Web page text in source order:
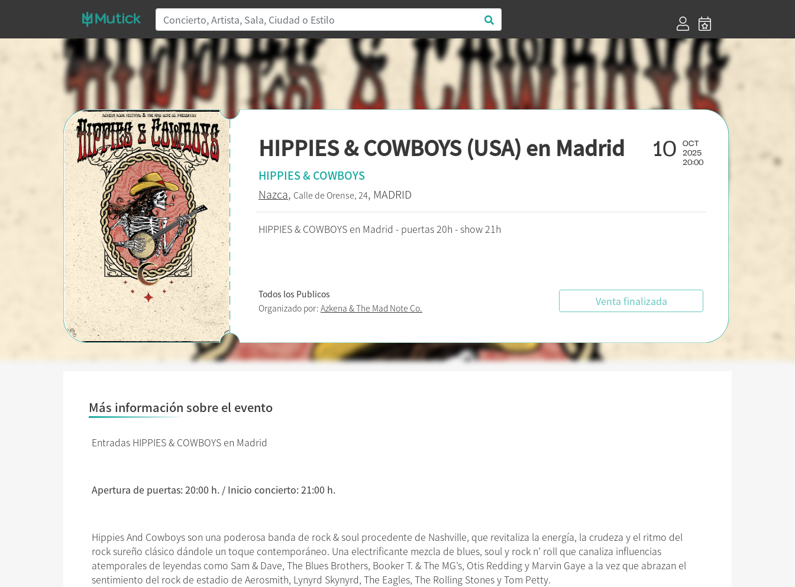
HIPPIES & COWBOYS (USA) en Madrid 10 OCT
2025
20:00
HIPPIES & COWBOYS
Nazca, Calle de Orense, 24, MADRID
HIPPIES & COWBOYS en Madrid - puertas 20h - show 21h
Todos los Publicos
Organizado por: Azkena & The Mad Note Co. Venta finalizada
Más información sobre el evento
Entradas HIPPIES & COWBOYS en Madrid
Apertura de puertas: 20:00 h. / Inicio concierto: 21:00 h.
Hippies And Cowboys son una poderosa banda de rock & soul procedente de Nashville, que revitaliza la energía, la crudeza y el ritmo del
rock sureño clásico dándole un toque contemporáneo. Una electrificante mezcla de blues, soul y rock n’ roll que canaliza influencias
atemporales de leyendas como Sam & Dave, The Blues Brothers, Booker T. & The MG’s, Otis Redding y Marvin Gaye a la vez que abrazan el
sentimiento del rock de estadio de Aerosmith, Lynyrd Skynyrd, The Eagles, The Rolling Stones y Tom Petty.